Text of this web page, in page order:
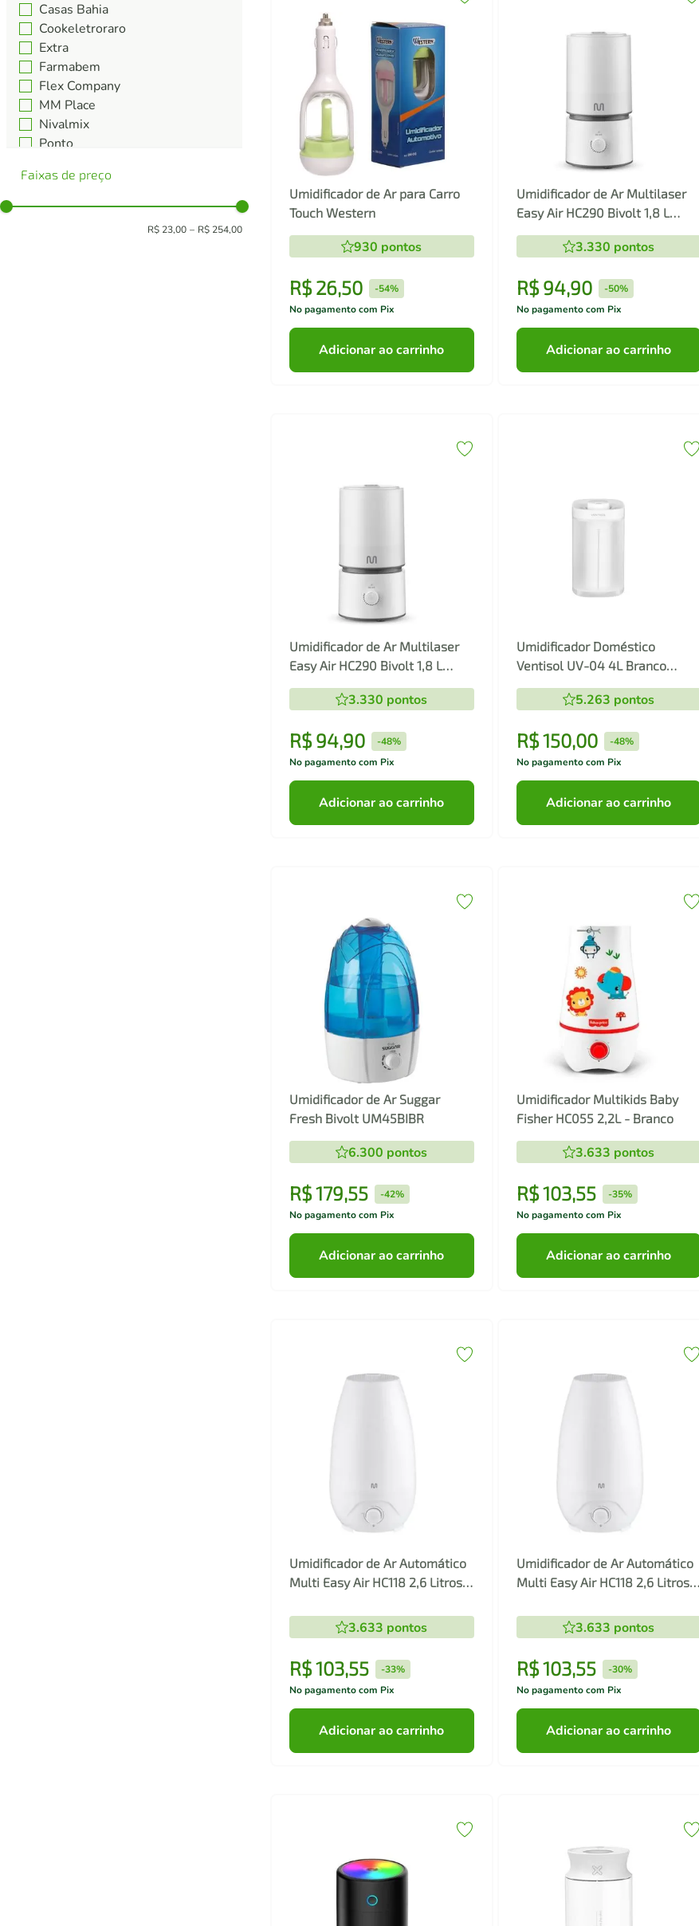
Casas Bahia
Cookeletroraro
Extra
Farmabem
Flex Company
MM Place
Nivalmix
Ponto
Tita Ferramentas
Faixas de preço
R$ 23,00 – R$ 254,00
Umidificador de Ar para Carro
Touch Western
930 pontos
R$ 26,50 -54%
No pagamento com Pix
Adicionar ao carrinho
Umidificador de Ar Multilaser
Easy Air HC290 Bivolt 1,8 L
Ultrassônico Branco
3.330 pontos
R$ 94,90 -50%
No pagamento com Pix
Adicionar ao carrinho
Umidificador de Ar Multilaser
Easy Air HC290 Bivolt 1,8 L
Ultrassônico Branco
3.330 pontos
R$ 94,90 -48%
No pagamento com Pix
Adicionar ao carrinho
Umidificador Doméstico
Ventisol UV-04 4L Branco
Bivolt
5.263 pontos
R$150,00 -48%
No pagamento com Pix
Adicionar ao carrinho
Umidificador de Ar Suggar
Fresh Bivolt UM45BIBR
6.300 pontos
R$179,55 -42%
No pagamento com Pix
Adicionar ao carrinho
Umidificador Multikids Baby
Fisher HC055 2,2L - Branco
3.633 pontos
R$103,55 -35%
No pagamento com Pix
Adicionar ao carrinho
Umidificador de Ar Automático
Multi Easy Air HC118 2,6 Litros -
3.633 pontos
R$103,55 -33%
No pagamento com Pix
Adicionar ao carrinho
Umidificador de Ar Automático
Multi Easy Air HC118 2,6 Litros -
3.633 pontos
R$103,55 -30%
No pagamento com Pix
Adicionar ao carrinho